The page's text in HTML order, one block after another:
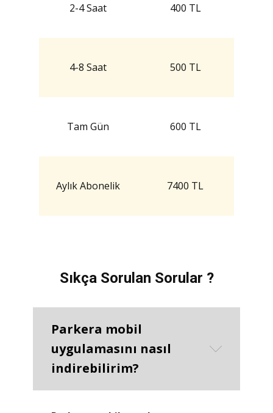
2-4 Saat 400 TL
4-8 Saat 500 TL
Tam Gün 600 TL
Aylık Abonelik 7400 TL
Sıkça Sorulan Sorular ?
Parkera mobil
uygulamasını nasıl
indirebilirim?